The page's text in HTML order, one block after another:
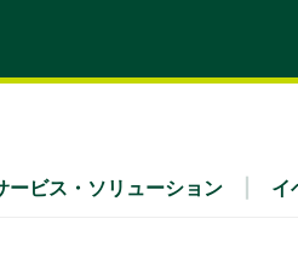
ービス・ソリューション イ